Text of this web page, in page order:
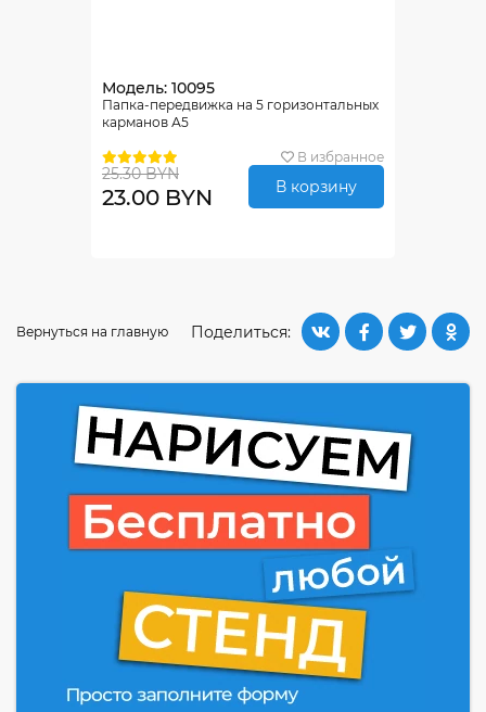
Модель: 10095
Папка-передвижка на 5 горизонтальных
карманов А5
В избранное
25.30 BYN
23.00 BYN В корзину
Поделиться:
Вернуться на главную